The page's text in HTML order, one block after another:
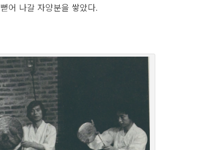
어 나갈 자양분을 쌓았다.